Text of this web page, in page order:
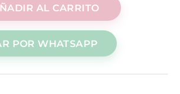
AL CARRITO
POR WHATSAPP